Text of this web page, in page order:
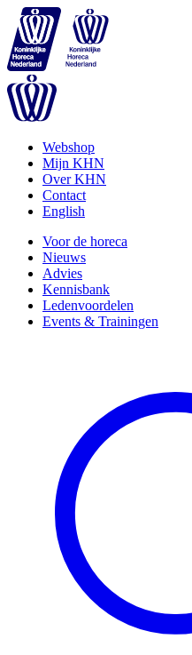
Webshop
Mijn KHN
Over KHN
Contact
English
Voor de horeca
Nieuws
Advies
Kennisbank
Ledenvoordelen
Events & Trainingen